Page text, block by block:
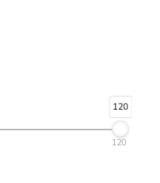
options
120
120